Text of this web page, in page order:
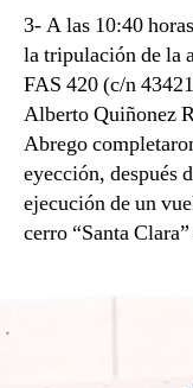
3- A las 10:40
la tripulación de la
FAS 420 (c/n
Alberto Quiñonez
Abrego
eyección, después
ejecución de un
cerro “Santa